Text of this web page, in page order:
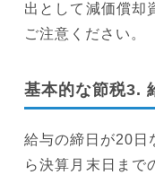
出として減価償却
ご注意ください。
基本的な節税3.
給与の締日が20日
ら決算月末日まで